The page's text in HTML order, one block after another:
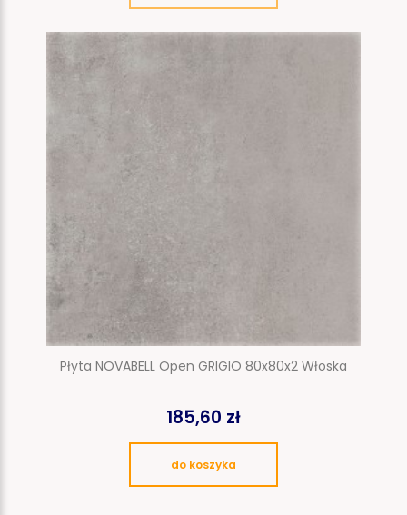
Płyta NOVABELL Open GRIGIO 80x80x2 Włoska
185,60 zł
do koszyka